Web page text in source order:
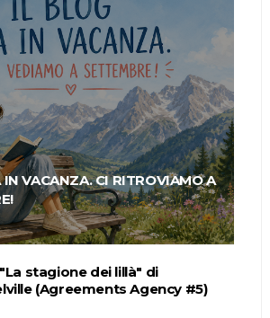
IN VACANZA. CI RITROVIAMO A
stagione dei lillà" di
(Agreements Agency #5)